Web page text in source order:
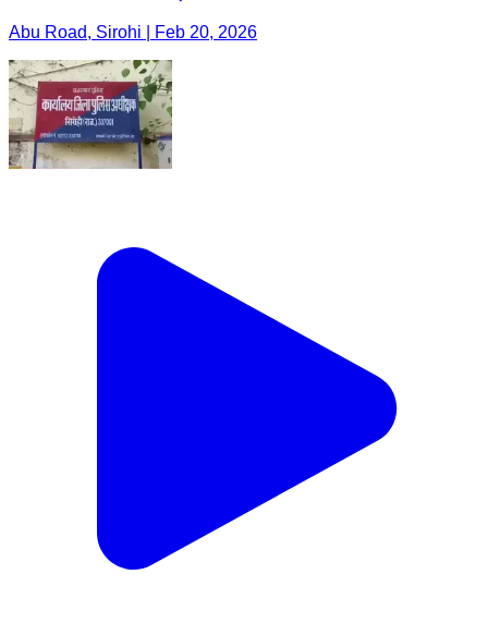
Abu Road, Sirohi | Feb 20, 2026